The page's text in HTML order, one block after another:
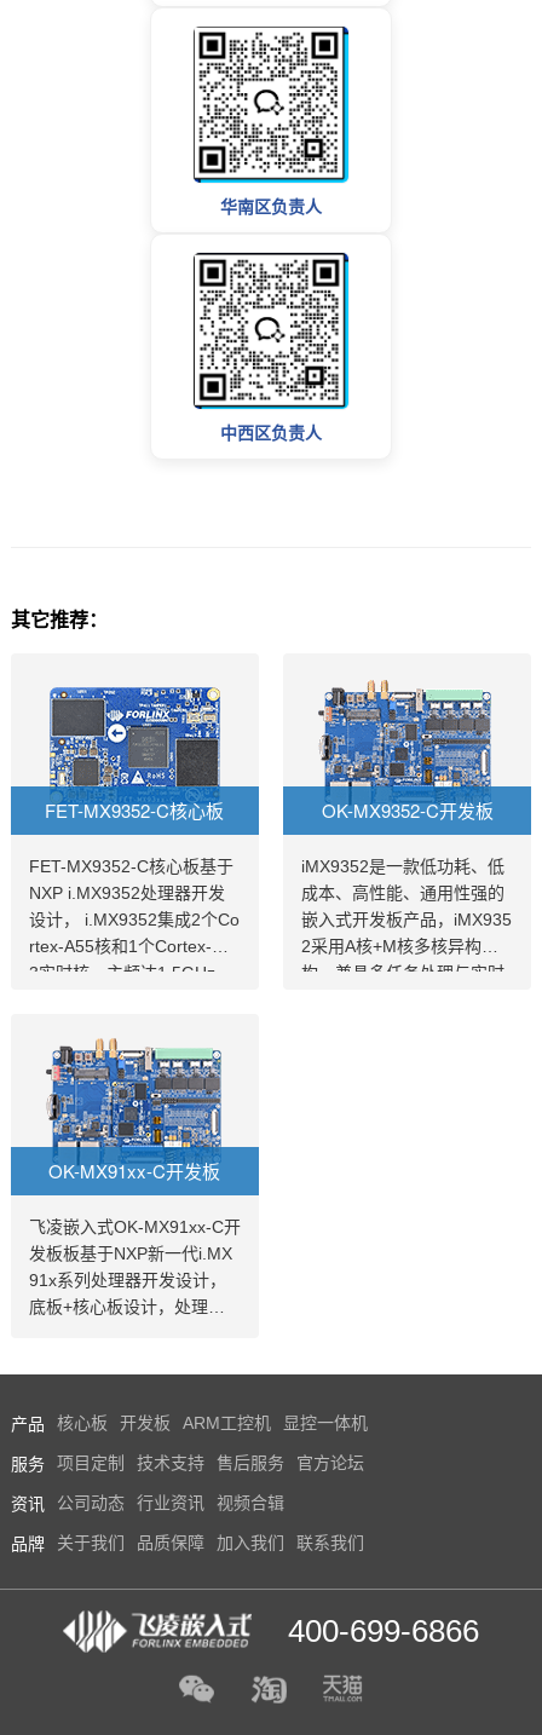
华南区负责人
中西区负责人
其它推荐：
FET-MX9352-C核心板
FET-MX9352-C核心板基于
NXP i.MX9352处理器开发
设计， i.MX9352集成2个Co
rtex-A55核和1个Cortex-M3
3实时核，主频达1.5GHz，
2.0、2路CAN-FD总线等常
用接口。飞凌iMX93x系列在
经市场验证的 i.MX 6和i.MX
8基础上进行了升级，集成N
PU 可加速边缘机器学习应
用，i.MX9352核心板体积小
中。
OK-MX9352-C开发板
iMX9352是一款低功耗、低
成本、高性能、通用性强的
嵌入式开发板产品，iMX935
2采用A核+M核多核异构架
构，兼具多任务处理与实时
OK-MX91xx-C开发板
飞凌嵌入式OK-MX91xx-C开
发板板基于NXP新一代i.MX
91x系列处理器开发设计，
底板+核心板设计，处理器
SB 2.0、2路CAN-FD总线等
式新近推出的i.MX93x系列
核心板实现兼容，为客户应
列核心板推荐
产品 核心板 开发板 ARM工控机 显控一体机
服务 项目定制 技术支持 售后服务 官方论坛
资讯 公司动态 行业资讯 视频合辑
品牌 关于我们 品质保障 加入我们 联系我们
400-699-6866